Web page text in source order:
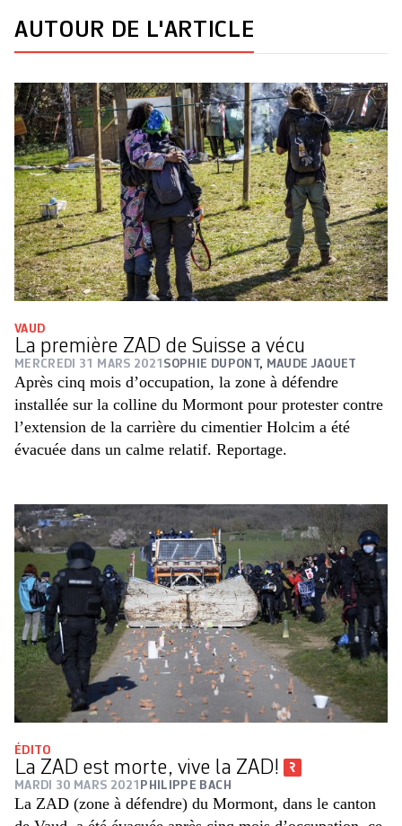
AUTOUR DE L'ARTICLE
VAUD
La première ZAD de Suisse a vécu
MERCREDI 31 MARS 2021 SOPHIE DUPONT, MAUDE JAQUET
Après cinq mois d’occupation, la zone à défendre
installée sur la colline du Mormont pour protester contre
l’extension de la carrière du cimentier Holcim a été
évacuée dans un calme relatif. Reportage.
ÉDITO
La ZAD est morte, vive la ZAD!
MARDI 30 MARS 2021 PHILIPPE BACH
La ZAD (zone à défendre) du Mormont, dans le canton